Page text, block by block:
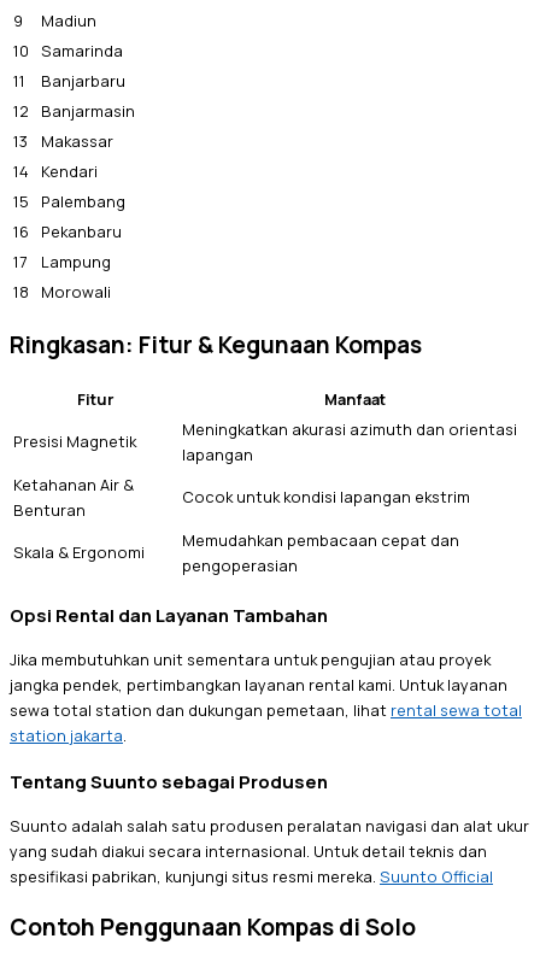
9
Madiun
10
Samarinda
11
Banjarbaru
12
Banjarmasin
13
Makassar
14
Kendari
15
Palembang
16
Pekanbaru
17
Lampung
18
Morowali
Ringkasan: Fitur & Kegunaan Kompas
Fitur
Manfaat
Presisi Magnetik
Meningkatkan akurasi azimuth dan orientasi
lapangan
Ketahanan Air &
Benturan
Cocok untuk kondisi lapangan ekstrim
Skala & Ergonomi
Memudahkan pembacaan cepat dan
pengoperasian
Opsi Rental dan Layanan Tambahan
Jika membutuhkan unit sementara untuk pengujian atau proyek
jangka pendek, pertimbangkan layanan rental kami. Untuk layanan
sewa total station dan dukungan pemetaan, lihat rental sewa total
station jakarta.
Tentang Suunto sebagai Produsen
Suunto adalah salah satu produsen peralatan navigasi dan alat ukur
yang sudah diakui secara internasional. Untuk detail teknis dan
spesifikasi pabrikan, kunjungi situs resmi mereka. Suunto Official
Contoh Penggunaan Kompas di Solo